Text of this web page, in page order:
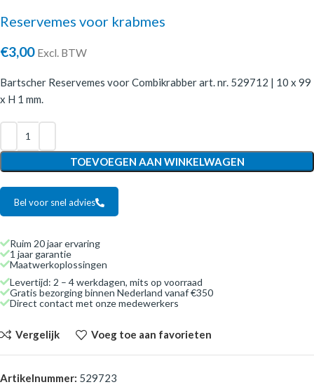
Reservemes voor krabmes
€3,00 Excl. BTW
Bartscher Reservemes voor Combikrabber art. nr. 529712 | 10 x 99
x H 1 mm.
TOEVOEGEN AAN WINKELWAGEN
Bel voor snel advies
Ruim 20 jaar ervaring
1 jaar garantie
Maatwerkoplossingen
Levertijd: 2 – 4 werkdagen, mits op voorraad
Gratis bezorging binnen Nederland vanaf €350
Direct contact met onze medewerkers
Vergelijk Voeg toe aan favorieten
Artikelnummer: 529723